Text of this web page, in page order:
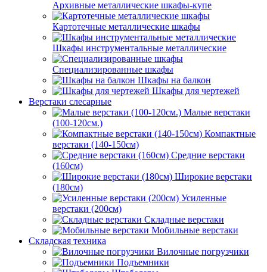
Архивные металлические шкафы-купе
Картотечные металлические шкафы
Шкафы инструментальные металлические
Специализированные шкафы
Шкафы на балкон
Шкафы для чертежей
Верстаки слесарные
Малые верстаки
(100-120см.)
Компактные
верстаки (140-150см)
Средние верстаки
(160см)
Широкие верстаки
(180см)
Усиленные
верстаки (200см)
Складные верстаки
Мобильные верстаки
Складская техника
Вилочные погрузчики
Подъемники